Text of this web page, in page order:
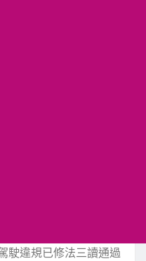
駛違規已修法三讀通過